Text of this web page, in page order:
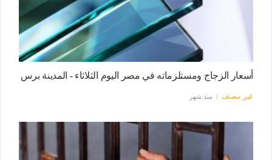
أسعار الزجاج ومستلزماته في مصر اليوم الثلاثاء - المدينة برس
غير مصنف منذ شهر